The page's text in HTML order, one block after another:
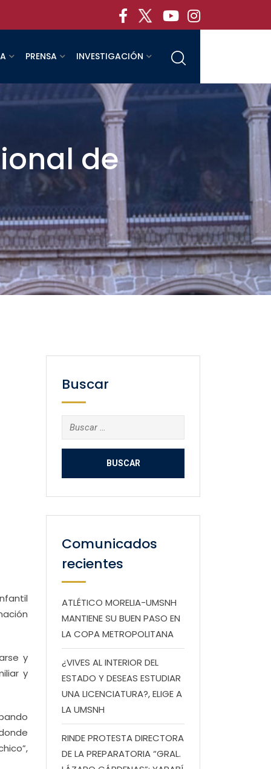
PRENSA INVESTIGACIÓN
de
y
y
Buscar
Buscar:
Comunicados
recientes
ATLÉTICO MORELIA-UMSNH
MANTIENE SU BUEN PASO EN
LA COPA METROPOLITANA
¿VIVES AL INTERIOR DEL
ESTADO Y DESEAS ESTUDIAR
UNA LICENCIATURA?, ELIGE A
LA UMSNH
RINDE PROTESTA DIRECTORA
DE LA PREPARATORIA “GRAL.